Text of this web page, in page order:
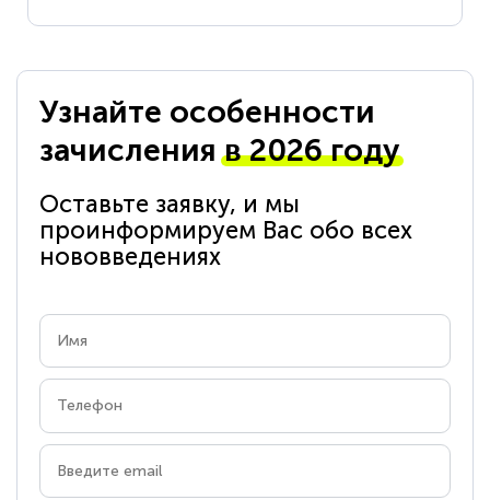
Узнайте особенности
зачисленияв 2026 году
Оставьте заявку, и мы
проинформируем Вас обо всех
нововведениях